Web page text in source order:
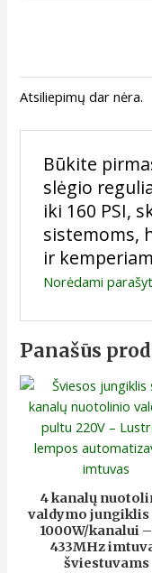
Atsiliepimų dar nėra.
Būkite
slėgio
iki 160 PSI,
sistemoms,
ir
Norėdami
Panašūs
4 kanalų
valdymo jungiklis
1000W/kanalui
433MHz
šviestuvams